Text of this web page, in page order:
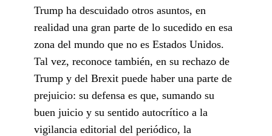
Trump ha descuidado otros asuntos, en
realidad una gran parte de lo sucedido en esa
zona del mundo que no es Estados Unidos.
Tal vez, reconoce también, en su rechazo de
Trump y del Brexit puede haber una parte de
prejuicio: su defensa es que, sumando su
buen juicio y su sentido autocrítico a la
vigilancia editorial del periódico, la